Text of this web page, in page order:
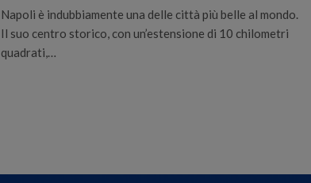
Napoli è indubbiamente una delle città più belle al mondo.
Il suo centro storico, con un’estensione di 10 chilometri
quadrati,…